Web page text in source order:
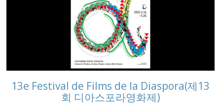
13e Festival de Films de la Diaspora(제13
회 디아스포라영화제)